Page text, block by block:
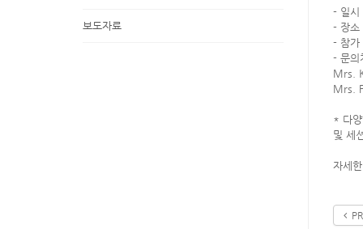
- 일시
- 장소
- 참가
- 문의
Mrs.
Mrs.
* 다
및 세
자세
보도자료